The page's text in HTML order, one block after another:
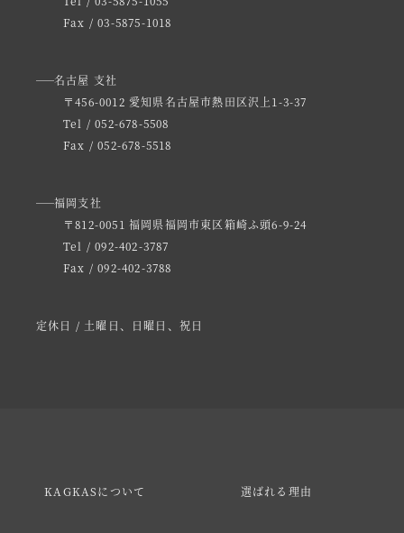
Fax / 03-5875-1018
名古屋 支社
〒456-0012 愛知県名古屋市熱田区沢上1-3-37
Tel / 052-678-5508
Fax / 052-678-5518
福岡支社
〒812-0051 福岡県福岡市東区箱崎ふ頭6-9-24
Tel / 092-402-3787
Fax / 092-402-3788
定休日 / 土曜日、日曜日、祝日
KAGKASについて 選ばれる理由